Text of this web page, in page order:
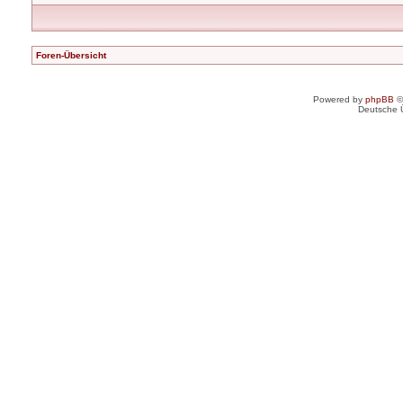
Foren-Übersicht
Powered by phpBB
Deutsche